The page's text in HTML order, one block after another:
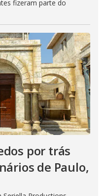
fizeram parte do
por trás
de Paulo,